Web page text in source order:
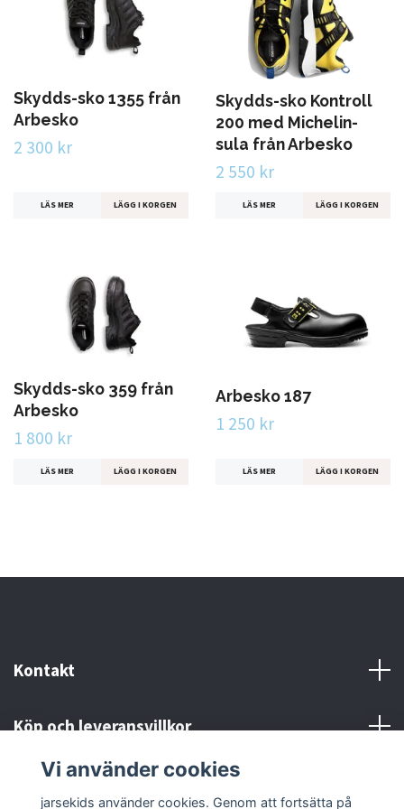
Skydds-sko 1355 från
Arbesko
2 300 kr
LÄS MER LÄGG I KORGEN
Skydds-sko Kontroll
200 med Michelin-
sula från Arbesko
2 550 kr
LÄS MER LÄGG I KORGEN
Skydds-sko 359 från
Arbesko
1 800 kr
LÄS MER LÄGG I KORGEN
Arbesko 187
1 250 kr
LÄS MER LÄGG I KORGEN
Kontakt
Köp och leveransvillkor
Sociala medier
Vi använder cookies
jarsekids använder cookies. Genom att fortsätta på